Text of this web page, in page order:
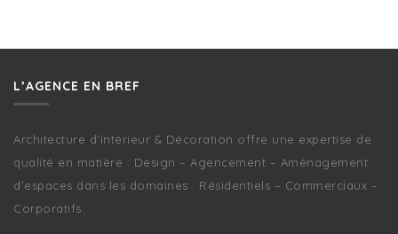
L’AGENCE EN BREF
Architecture d’intérieur & Décoration offre une expertise de
qualité en matière : Design – Agencement – Aménagement
d’espaces dans les domaines : Résidentiels – Commerciaux –
Corporatifs.